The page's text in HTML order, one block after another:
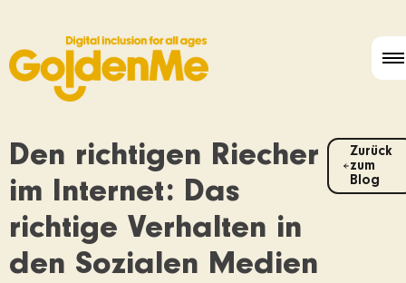
Den richtigen Riecher
im Internet: Das
richtige Verhalten in
den Sozialen Medien
Zurück
zum
Blog